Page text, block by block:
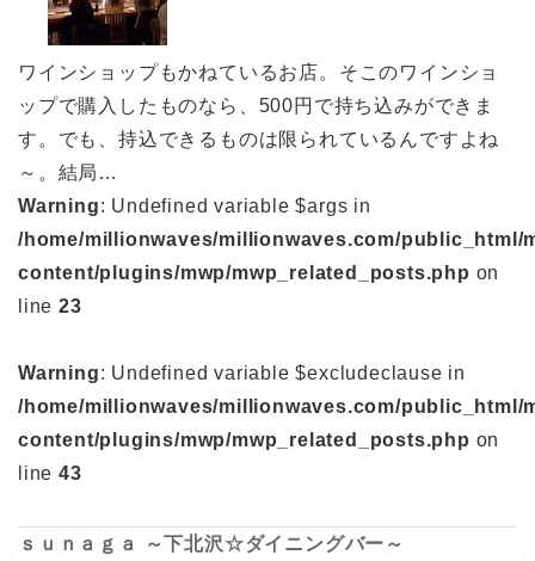
ワインショップもかねているお店。そこのワインショ
ップで購入したものなら、500円で持ち込みができま
す。でも、持込できるものは限られているんですよね
～。結局…
Warning: Undefined variable $args in
/home/millionwaves/millionwaves.com/public_html/
content/plugins/mwp/mwp_related_posts.php on
line 23
Warning: Undefined variable $excludeclause in
/home/millionwaves/millionwaves.com/public_html/
content/plugins/mwp/mwp_related_posts.php on
line 43
ｓｕｎａｇａ ～下北沢☆ダイニングバー～